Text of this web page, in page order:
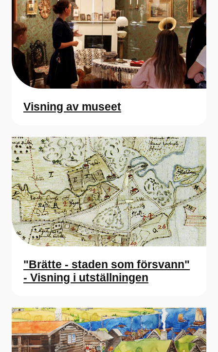
Visning av museet
"Brätte - staden som försvann"
- Visning i utställningen